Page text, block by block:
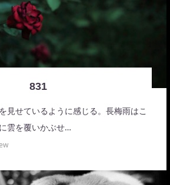
831
見せているように感じる。長梅雨はこ
雲を覆いかぶせ…